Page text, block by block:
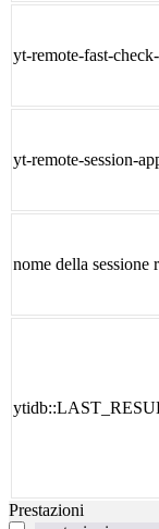
yt-remote-fast-
yt-remote-session-
nome della sessione
Prestazioni